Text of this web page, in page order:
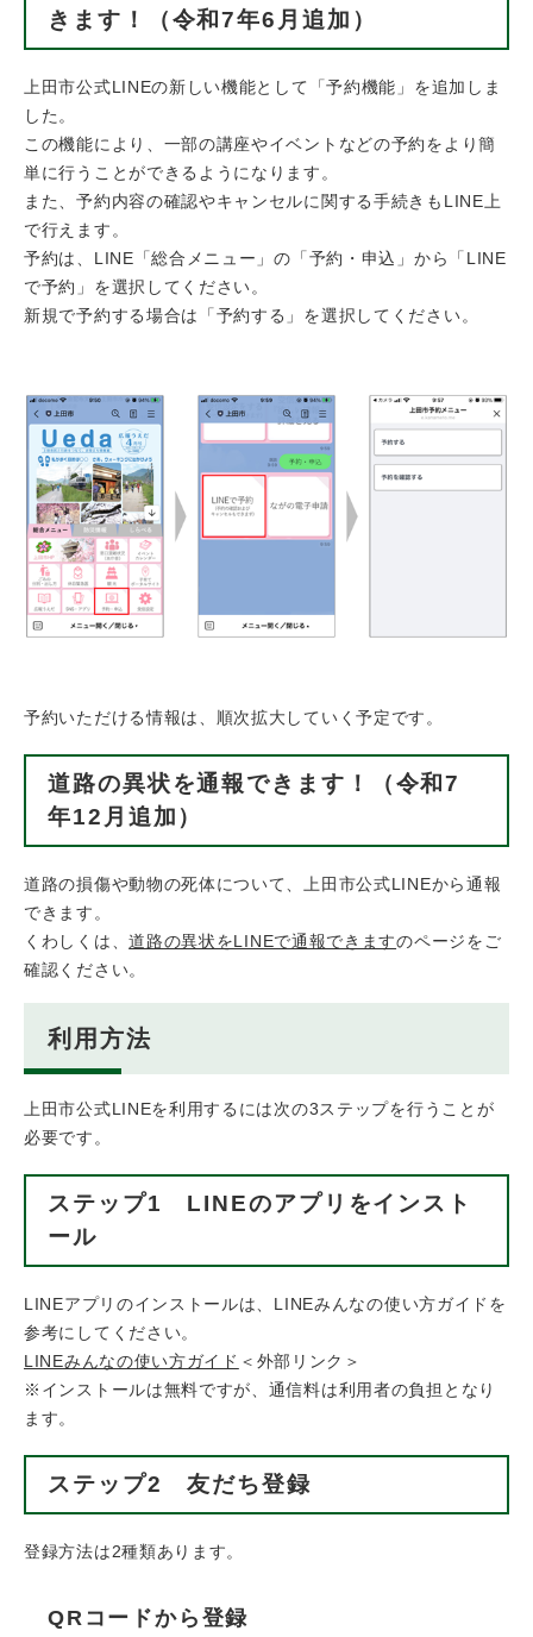
きます！（令和7年6月追加）
上田市公式LINEの新しい機能として「予約機能」を追加しま
した。
この機能により、一部の講座やイベントなどの予約をより簡
単に行うことができるようになります。
また、予約内容の確認やキャンセルに関する手続きもLINE上
で行えます。
予約は、LINE「総合メニュー」の「予約・申込」から「LINE
で予約」を選択してください。
新規で予約する場合は「予約する」を選択してください。
予約いただける情報は、順次拡大していく予定です。
道路の異状を通報できます！（令和7
年12月追加）
道路の損傷や動物の死体について、上田市公式LINEから通報
できます。
くわしくは、道路の異状をLINEで通報できますのページをご
確認ください。
利用方法
​​上田市公式LINEを利用するには次の3ステップを行うことが
必要です。
ステップ1 LINEのアプリをインスト
ール
​LINEアプリのインストールは、LINEみんなの使い方ガイドを
参考にしてください。
LINEみんなの使い方ガイド ＜外部リンク＞
※インストールは無料ですが、通信料は利用者の負担となり
ます。
ステップ2 友だち登録
登録方法は2種類あります。
QRコードから登録